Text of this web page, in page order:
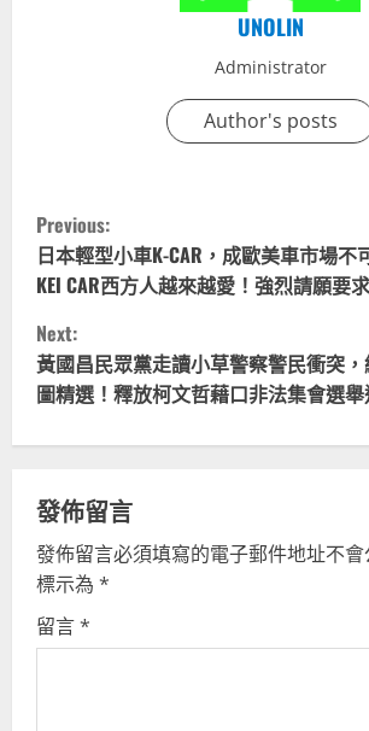
UNOLIN
Administrator
Author's posts
C
o
n
t
i
u
e
R
Previous:
日本輕型小車K-CAR，成歐美車市場不
KEI CAR西方人越來越愛！強烈請願要
Next:
黃國昌民眾黨走讀小草警察警民衝突
圖精選！釋放柯文哲藉口非法集會選舉
發佈留言
發佈留言必須填寫的電子郵件地址不會
標示為 *
留言*